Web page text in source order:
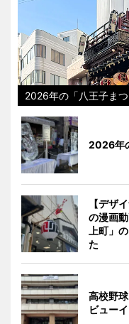
2026年の「八王子ま
2026年
【デザ
の漫画
上町」
た
高校野
ビュー